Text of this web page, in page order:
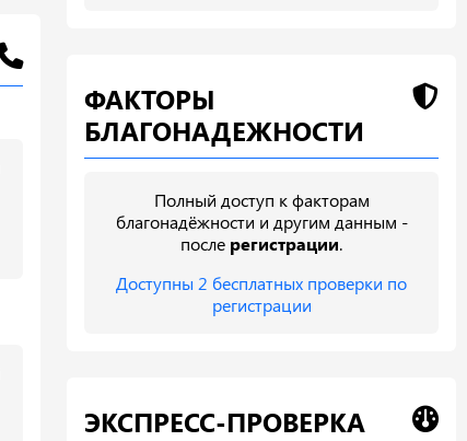
ФАКТОРЫ
БЛАГОНАДЕЖНОСТИ
Полный доступ к факторам
благонадёжности и другим данным -
после регистрации.
Доступны 2 бесплатных проверки по
регистрации
ЭКСПРЕСС-ПРОВЕРКА